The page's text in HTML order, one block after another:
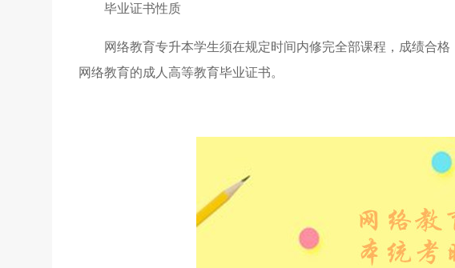
毕业证书性质
网络教育专升本学生须在规定时间内修完全部课程，成绩合
网络教育的成人高等教育毕业证书。